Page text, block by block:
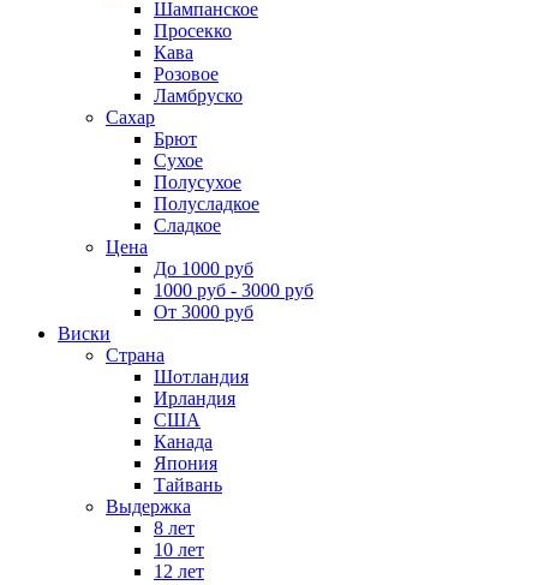
Шампанское
Просекко
Кава
Розовое
Ламбруско
Сахар
Брют
Сухое
Полусухое
Полусладкое
Сладкое
Цена
До 1000 руб
1000 руб - 3000 руб
От 3000 руб
Виски
Страна
Шотландия
Ирландия
США
Канада
Япония
Тайвань
Выдержка
8 лет
10 лет
12 лет